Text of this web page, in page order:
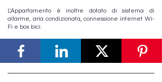
L'Appartamento è inoltre dotato di sistema di
allarme, aria condizionata, connessione internet Wi-
Fi e box bici.